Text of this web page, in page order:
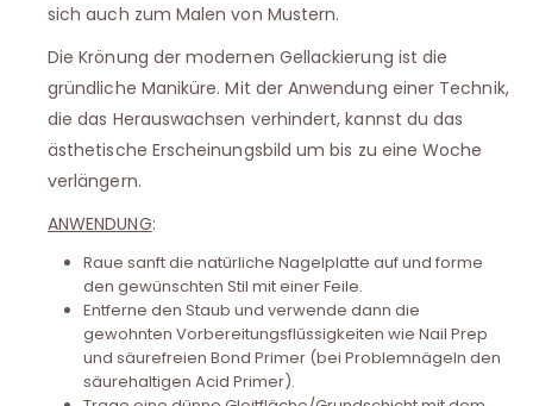
sich auch zum Malen von Mustern.
Die Krönung der modernen Gellackierung ist die
gründliche Maniküre. Mit der Anwendung einer Technik,
die das Herauswachsen verhindert, kannst du das
ästhetische Erscheinungsbild um bis zu eine Woche
verlängern.
ANWENDUNG:
Raue sanft die natürliche Nagelplatte auf und forme
den gewünschten Stil mit einer Feile.
Entferne den Staub und verwende dann die
gewohnten Vorbereitungsflüssigkeiten wie Nail Prep
und säurefreien Bond Primer (bei Problemnägeln den
säurehaltigen Acid Primer).